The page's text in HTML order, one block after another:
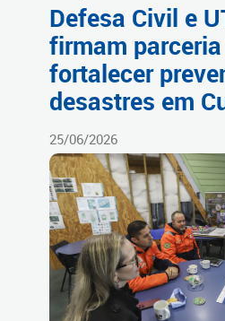
Defesa Civil e
firmam
fortalecer
desastres em
25/06/2026